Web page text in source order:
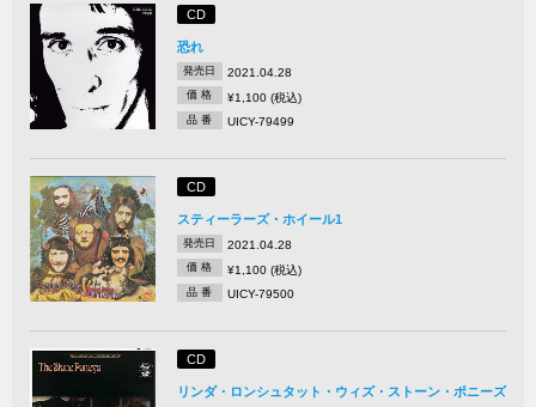
CD
恐れ
発売日 2021.04.28
価 格 ¥1,100 (税込)
品 番 UICY-79499
CD
スティーラーズ・ホイール1
発売日 2021.04.28
価 格 ¥1,100 (税込)
品 番 UICY-79500
CD
リンダ・ロンシュタット・ウィズ・ストーン・ポニーズ